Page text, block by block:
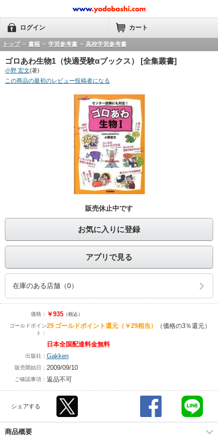
ログイン カート
トップ > 書籍 > 学習参考書 > 高校学習参考書
ゴロあわ生物1（快適受験αブックス） [全集叢書]
小野 宏文(著)
この商品の最初のレビュー投稿者になる
販売休止中です
お気に入りに登録
アプリで見る
在庫のある店舗（0）
価格： ￥935（税込）
ゴールドポイン
ト：
29 ゴールドポイント還元（￥29相当） （価格の3％還元）
日本全国配達料金無料
出版社： Gakken
販売開始日： 2009/09/10
ご確認事項： 返品不可
シェアする
商品概要